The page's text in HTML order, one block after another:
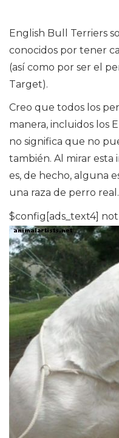
English Bull Terriers
conocidos por tener
(así como por ser el
Target).
Creo que todos los
manera, incluidos los
no significa que no
también. Al mirar esta
es, de hecho, alguna
una raza de perro real.
$config[ads_text4]